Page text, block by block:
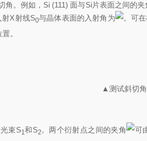
角。例如，Si (111) 面与Si片表面之间的
射X射线S0与晶体表面的入射角为 。可
。
▲测试斜切
束S1和S2。两个衍射点之间的夹角 可